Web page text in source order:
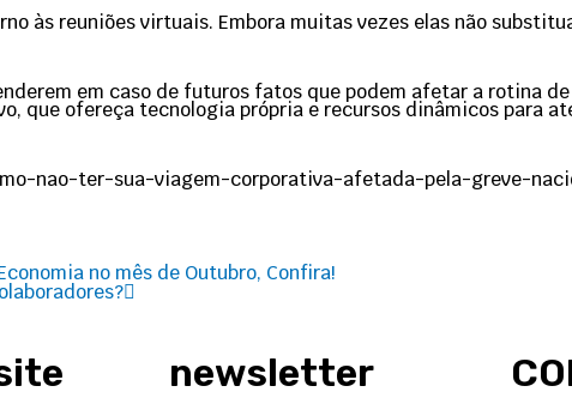
às reuniões virtuais. Embora muitas vezes elas não
em caso de futuros fatos que podem afetar a rotina
que ofereça tecnologia própria e recursos dinâmicos para
nao-ter-sua-viagem-corporativa-afetada-pela-greve-
no mês de Outubro, Confira!
Next
newsletter